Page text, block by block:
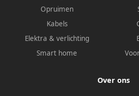
Opruimen
Kabels
Elektra & verlichting
Smart home
Over ons